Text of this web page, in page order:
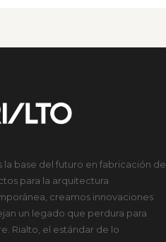
la base del futuro en fabricación de
para la arquitectura
creamos innovaciones
un legado que perdura para
Rialto, el estándar de lo